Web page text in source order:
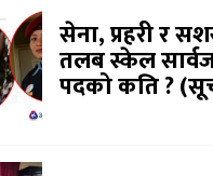
सेना, प्रहरी र
तलब स्केल
पदको कति ?